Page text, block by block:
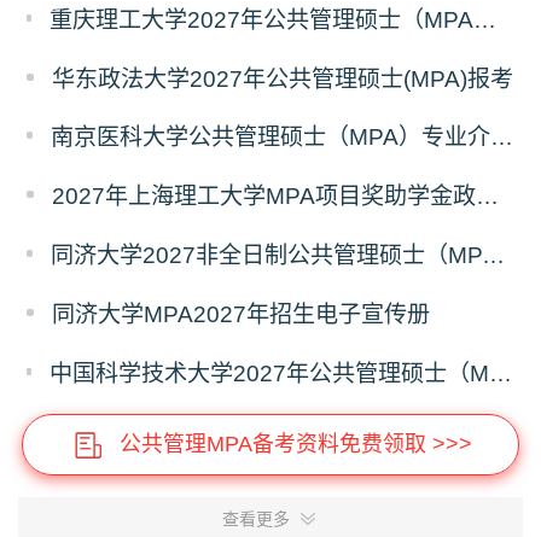
重庆理工大学2027年公共管理硕士（MPA）专业学位研究生（双证）报考
华东政法大学2027年公共管理硕士(MPA)报考
南京医科大学公共管理硕士（MPA）专业介绍（2027年）
2027年上海理工大学MPA项目奖助学金政策发布
同济大学2027非全日制公共管理硕士（MPA）奖学金方案
同济大学MPA2027年招生电子宣传册
中国科学技术大学2027年公共管理硕士（MPA）专业学位研究生招生通知
公共管理MPA备考资料免费领取 >>>
查看更多